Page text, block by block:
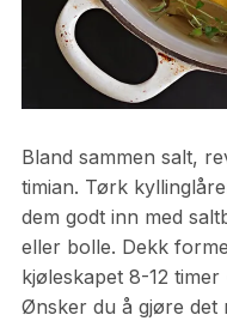
Bland sammen salt,
timian. Tørk
dem godt inn med
eller bolle. Dekk
kjøleskapet 8-12
Ønsker du å gjøre det